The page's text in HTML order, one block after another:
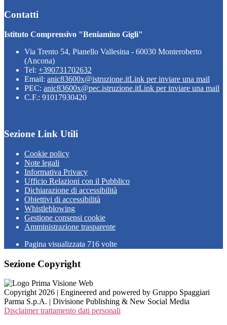
Contatti
Istituto Comprensivo "Beniamino Gigli"
Via Trento 54, Pianello Vallesina - 60030 Monteroberto
(Ancona)
Tel: +390731702632
Email: anic83600x@istruzione.itLink per inviare una mail
PEC: anic83600x@pec.istruzione.itLink per inviare una mail
C.F.: 91017930420
Sezione Link Utili
Cookie policy
Note legali
Informativa Privacy
Ufficio Relazioni con il Pubblico
Dichiarazione di accessibilità
Obiettivi di accessibilità
Whistleblowing
Gestione consensi cookie
Amministrazione trasparente
Pagina visualizzata 716 volte
Sezione Copyright
Copyright 2026 | Engineered and powered by Gruppo Spaggiari
Parma S.p.A. | Divisione Publishing & New Social Media
Disclaimer trattamento dati personali